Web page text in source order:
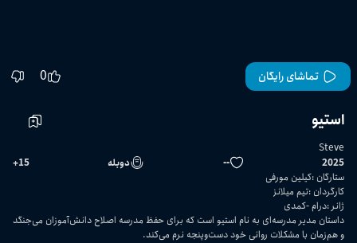
تماشای رایگان 0
استیو
Steve
2025
-- دوبله 15
+
ستارگان :کیلین مورفی
کارگردان :تیم میلانز
ژانر :درام کمدی
داستان مدیر مدرسه‌ای به نام استیو است که برای حفظ مدرسه‌‌ اصلاح دانش‌آموزان می‌جنگد
و هم‌زمان با مشکلات روانی خود دست‌وپنجه نرم می‌کند.